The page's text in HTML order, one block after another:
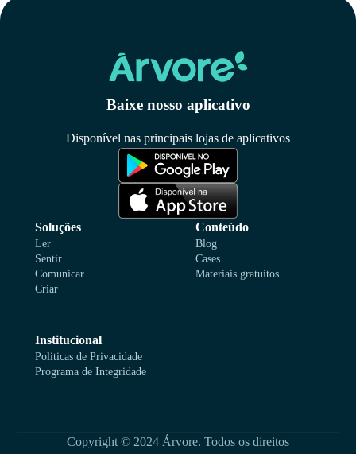
Baixe nosso aplicativo
Disponível nas principais lojas de aplicativos
Soluções
Ler
Sentir
Comunicar
Criar
Conteúdo
Blog
Cases
Materiais gratuitos
Institucional
Politicas de Privacidade
Programa de Integridade
Copyright © 2024 Árvore. Todos os direitos